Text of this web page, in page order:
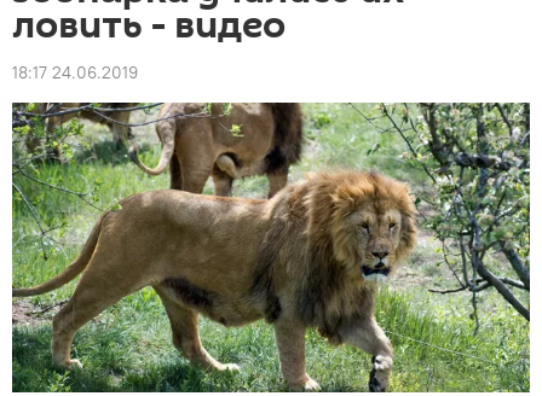
ловить - видео
18:17 24.06.2019